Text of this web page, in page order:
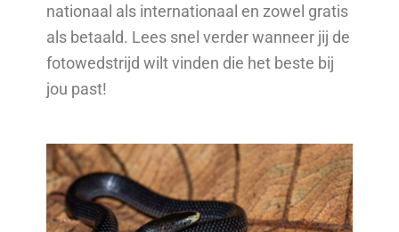
nationaal als internationaal en zowel gratis
als betaald. Lees snel verder wanneer jij de
fotowedstrijd wilt vinden die het beste bij
jou past!